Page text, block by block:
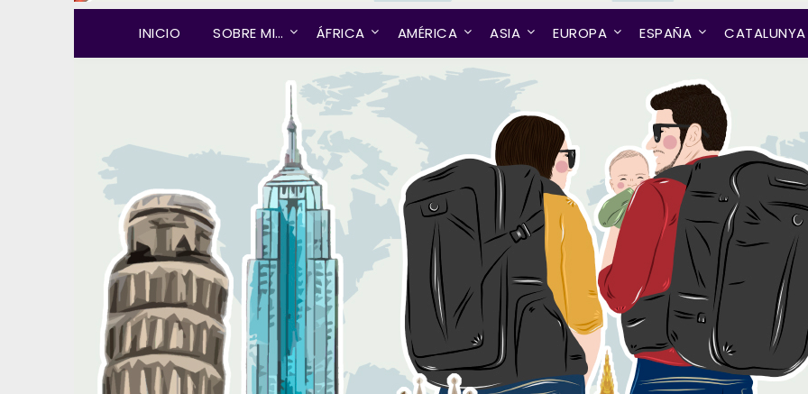
INICIO SOBRE MI… ÁFRICA AMÉRICA ASIA EUROPA ESPAÑA CATALUNYA